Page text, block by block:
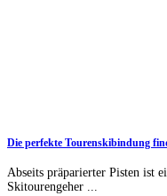
Die perfekte Tourenskibindung
Abseits präparierter Pisten ist
Skitourengeher ...